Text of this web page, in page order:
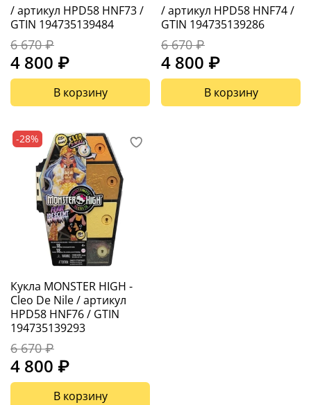
/ артикул HPD58 HNF73 /
GTIN 194735139484
6 670 ₽
4 800 ₽
В корзину
/ артикул HPD58 HNF74 /
GTIN 194735139286
6 670 ₽
4 800 ₽
В корзину
-28%
Кукла MONSTER HIGH -
Cleo De Nile / артикул
HPD58 HNF76 / GTIN
194735139293
6 670 ₽
4 800 ₽
В корзину